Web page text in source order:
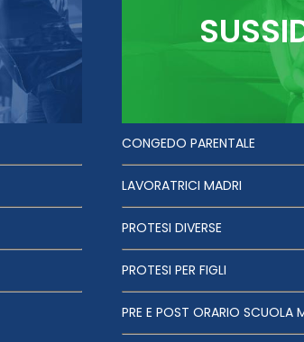
CONGEDO PARENTALE
LAVORATRICI MADRI
PROTESI DIVERSE
PROTESI PER FIGLI
PRE E POST ORARIO SCUOLA